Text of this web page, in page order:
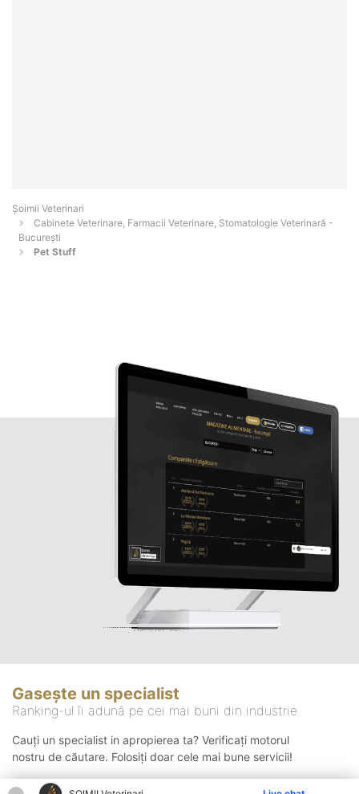
Șoimii Veterinari
Cabinete Veterinare, Farmacii Veterinare, Stomatologie Veterinară -
Bucureşti
Pet Stuff
Gasește un specialist
Ranking-ul îi adună pe cei mai buni din industrie
Cauți un specialist in apropierea ta? Verificați motorul
nostru de căutare. Folosiți doar cele mai bune servicii!